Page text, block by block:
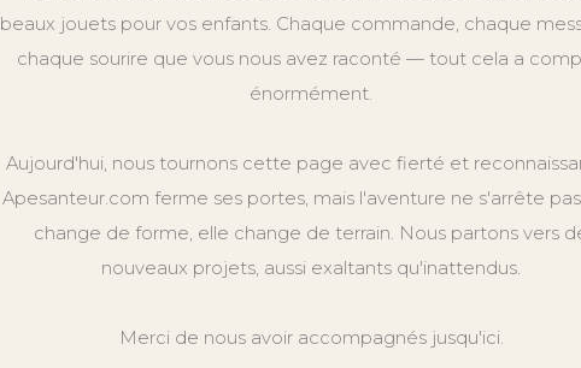
beaux jouets pour vos enfants. Chaque commande, chaque
chaque sourire que vous nous avez raconté — tout cela a
énormément.
Aujourd'hui, nous tournons cette page avec fierté et
Apesanteur.com ferme ses portes, mais l'aventure ne s'arrête
change de forme, elle change de terrain. Nous partons vers
nouveaux projets, aussi exaltants qu'inattendus.
Merci de nous avoir accompagnés jusqu'ici.